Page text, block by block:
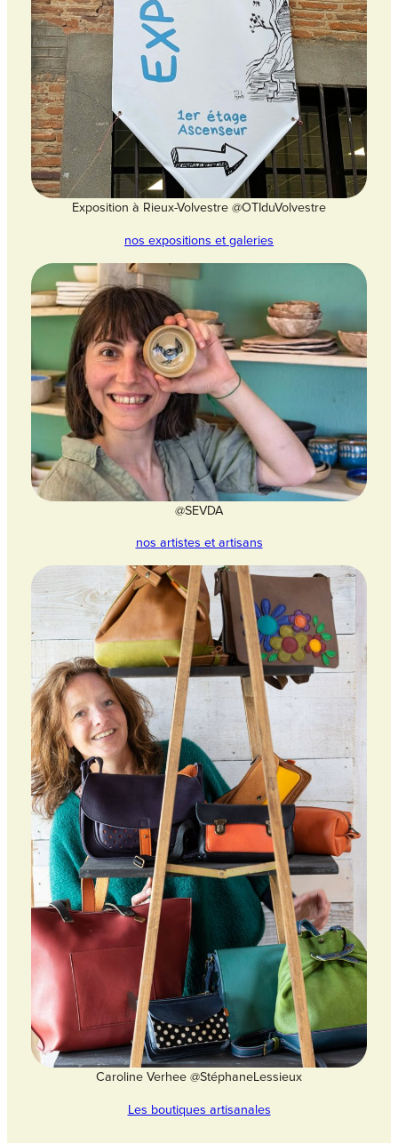
Exposition à Rieux-Volvestre @OTIduVolvestre
nos expositions et galeries
@SEVDA
nos artistes et artisans
Caroline Verhee @StéphaneLessieux
Les boutiques artisanales